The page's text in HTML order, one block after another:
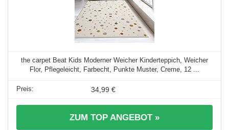
the carpet Beat Kids Moderner Weicher Kinderteppich, Weicher
Flor, Pflegeleicht, Farbecht, Punkte Muster, Creme, 12 ...
34,99 €
ZUM TOP ANGEBOT »